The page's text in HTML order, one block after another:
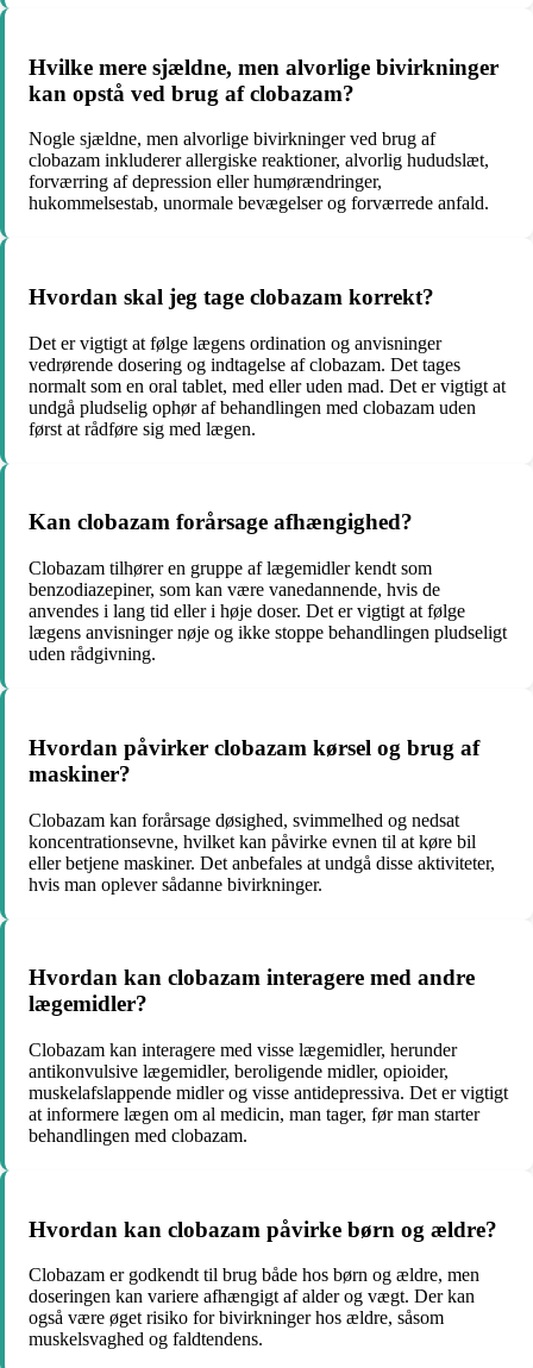
Hvilke mere sjældne, men alvorlige bivirkninger
kan opstå ved brug af clobazam?
Nogle sjældne, men alvorlige bivirkninger ved brug af
clobazam inkluderer allergiske reaktioner, alvorlig hududslæt,
forværring af depression eller humørændringer,
hukommelsestab, unormale bevægelser og forværrede anfald.
Hvordan skal jeg tage clobazam korrekt?
Det er vigtigt at følge lægens ordination og anvisninger
vedrørende dosering og indtagelse af clobazam. Det tages
normalt som en oral tablet, med eller uden mad. Det er vigtigt at
undgå pludselig ophør af behandlingen med clobazam uden
først at rådføre sig med lægen.
Kan clobazam forårsage afhængighed?
Clobazam tilhører en gruppe af lægemidler kendt som
benzodiazepiner, som kan være vanedannende, hvis de
anvendes i lang tid eller i høje doser. Det er vigtigt at følge
lægens anvisninger nøje og ikke stoppe behandlingen pludseligt
uden rådgivning.
Hvordan påvirker clobazam kørsel og brug af
maskiner?
Clobazam kan forårsage døsighed, svimmelhed og nedsat
koncentrationsevne, hvilket kan påvirke evnen til at køre bil
eller betjene maskiner. Det anbefales at undgå disse aktiviteter,
hvis man oplever sådanne bivirkninger.
Hvordan kan clobazam interagere med andre
lægemidler?
Clobazam kan interagere med visse lægemidler, herunder
antikonvulsive lægemidler, beroligende midler, opioider,
muskelafslappende midler og visse antidepressiva. Det er vigtigt
at informere lægen om al medicin, man tager, før man starter
behandlingen med clobazam.
Hvordan kan clobazam påvirke børn og ældre?
Clobazam er godkendt til brug både hos børn og ældre, men
doseringen kan variere afhængigt af alder og vægt. Der kan
også være øget risiko for bivirkninger hos ældre, såsom
muskelsvaghed og faldtendens.